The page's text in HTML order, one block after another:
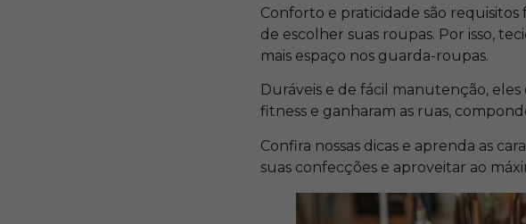
Conforto e praticidade são
de escolher suas roupas. Por isso,
mais espaço nos guarda-roupas.
Duráveis e de fácil manutenção,
fitness e ganharam as ruas,
Confira nossas dicas e aprenda as
suas confecções e aproveitar ao